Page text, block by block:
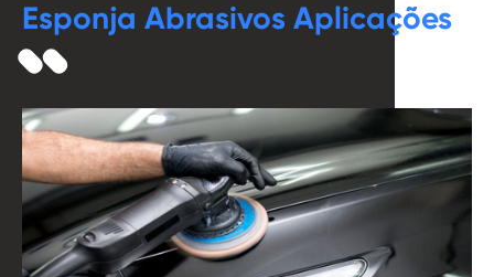
Esponja Abrasivos Aplicações